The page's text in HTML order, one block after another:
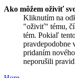
Ako môžem oživiť
Kliknutím na
"oživiť" tému,
tém. Pokiaľ
pridaním
neporušili